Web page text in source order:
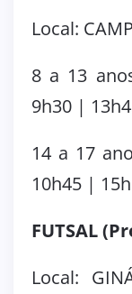
Local:
8 a 13
9h30 |
14 a 17
10h45 |
FUTSAL
Local: